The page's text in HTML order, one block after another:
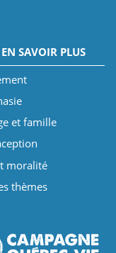
SAVOIR PLUS
et famille
moralité
thèmes